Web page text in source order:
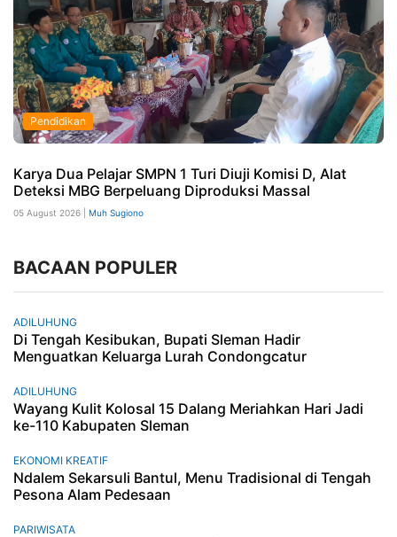
Pendidikan
Karya Dua Pelajar SMPN 1 Turi Diuji Komisi D, Alat
Deteksi MBG Berpeluang Diproduksi Massal
05 August 2026 | Muh Sugiono
BACAAN POPULER
ADILUHUNG
Di Tengah Kesibukan, Bupati Sleman Hadir
Menguatkan Keluarga Lurah Condongcatur
ADILUHUNG
Wayang Kulit Kolosal 15 Dalang Meriahkan Hari Jadi
ke-110 Kabupaten Sleman
EKONOMI KREATIF
Ndalem Sekarsuli Bantul, Menu Tradisional di Tengah
Pesona Alam Pedesaan
PARIWISATA